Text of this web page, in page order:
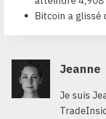
Bitcoin a glissé
Jeanne
Je suis